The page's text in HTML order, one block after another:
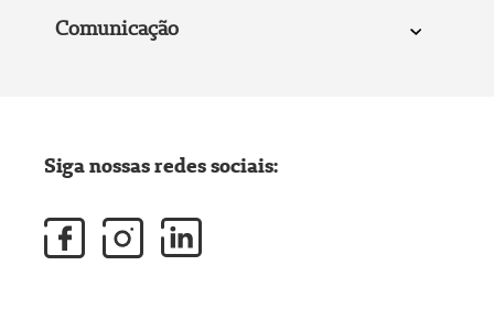
Comunicação
Siga nossas redes sociais: